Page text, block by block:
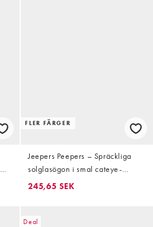
FLER FÄRGER
Jeepers Peepers – Spräckliga
solglasögon i smal cateye-
modell
245,65 SEK
Deal